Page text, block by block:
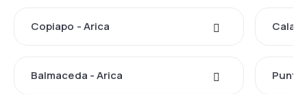
Copiapo - Arica
Balmaceda - Arica Punta